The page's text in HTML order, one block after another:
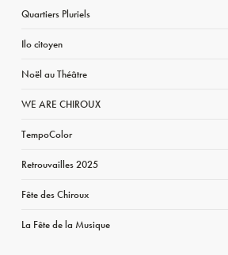
Quartiers Pluriels
Ilo citoyen
Noël au Théâtre
WE ARE CHIROUX
TempoColor
Retrouvailles 2025
Fête des Chiroux
La Fête de la Musique